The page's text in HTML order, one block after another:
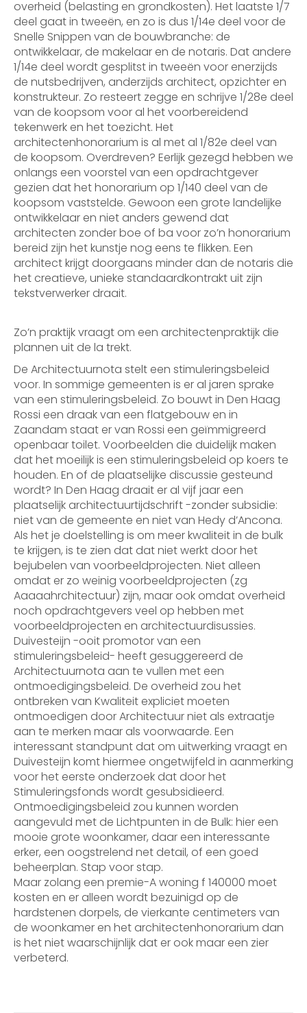
overheid (belasting en grondkosten). Het laatste 1/7
deel gaat in tweeën, en zo is dus 1/14e deel voor de
Snelle Snippen van de bouwbranche: de
ontwikkelaar, de makelaar en de notaris. Dat andere
1/14e deel wordt gesplitst in tweeën voor enerzijds
de nutsbedrijven, anderzijds architect, opzichter en
konstrukteur. Zo resteert zegge en schrijve 1/28e deel
van de koopsom voor al het voorbereidend
tekenwerk en het toezicht. Het
architectenhonorarium is al met al 1/82e deel van
de koopsom. Overdreven? Eerlijk gezegd hebben we
onlangs een voorstel van een opdrachtgever
gezien dat het honorarium op 1/140 deel van de
koopsom vaststelde. Gewoon een grote landelijke
ontwikkelaar en niet anders gewend dat
architecten zonder boe of ba voor zo’n honorarium
bereid zijn het kunstje nog eens te flikken. Een
architect krijgt doorgaans minder dan de notaris die
het creatieve, unieke standaardkontrakt uit zijn
tekstverwerker draait.
Zo’n praktijk vraagt om een architectenpraktijk die
plannen uit de la trekt.
De Architectuurnota stelt een stimuleringsbeleid
voor. In sommige gemeenten is er al jaren sprake
van een stimuleringsbeleid. Zo bouwt in Den Haag
Rossi een draak van een flatgebouw en in
Zaandam staat er van Rossi een geïmmigreerd
openbaar toilet. Voorbeelden die duidelijk maken
dat het moeilijk is een stimuleringsbeleid op koers te
houden. En of de plaatselijke discussie gesteund
wordt? In Den Haag draait er al vijf jaar een
plaatselijk architectuurtijdschrift -zonder subsidie:
niet van de gemeente en niet van Hedy d’Ancona.
Als het je doelstelling is om meer kwaliteit in de bulk
te krijgen, is te zien dat dat niet werkt door het
bejubelen van voorbeeldprojecten. Niet alleen
omdat er zo weinig voorbeeldprojecten (zg
Aaaaahrchitectuur) zijn, maar ook omdat overheid
noch opdrachtgevers veel op hebben met
voorbeeldprojecten en architectuurdisussies.
Duivesteijn -ooit promotor van een
stimuleringsbeleid- heeft gesuggereerd de
Architectuurnota aan te vullen met een
ontmoedigingsbeleid. De overheid zou het
ontbreken van Kwaliteit expliciet moeten
ontmoedigen door Architectuur niet als extraatje
aan te merken maar als voorwaarde. Een
interessant standpunt dat om uitwerking vraagt en
Duivesteijn komt hiermee ongetwijfeld in aanmerking
voor het eerste onderzoek dat door het
Stimuleringsfonds wordt gesubsidieerd.
Ontmoedigingsbeleid zou kunnen worden
aangevuld met de Lichtpunten in de Bulk: hier een
mooie grote woonkamer, daar een interessante
erker, een oogstrelend net detail, of een goed
beheerplan. Stap voor stap.
Maar zolang een premie-A woning f 140000 moet
kosten en er alleen wordt bezuinigd op de
hardstenen dorpels, de vierkante centimeters van
de woonkamer en het architectenhonorarium dan
is het niet waarschijnlijk dat er ook maar een zier
verbeterd.